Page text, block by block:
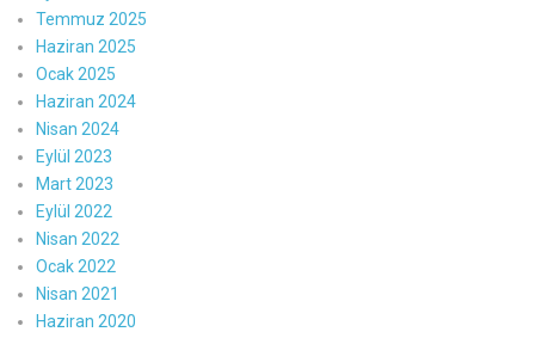
Temmuz 2025
Haziran 2025
Ocak 2025
Haziran 2024
Nisan 2024
Eylül 2023
Mart 2023
Eylül 2022
Nisan 2022
Ocak 2022
Nisan 2021
Haziran 2020